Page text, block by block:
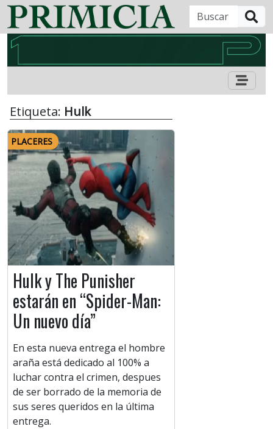
Etiqueta: Hulk
PLACERES
Hulk y The Punisher
estarán en “Spider-Man:
Un nuevo día”
En esta nueva entrega el hombre
araña está dedicado al 100% a
luchar contra el crimen, despues
de ser borrado de la memoria de
sus seres queridos en la última
entrega.